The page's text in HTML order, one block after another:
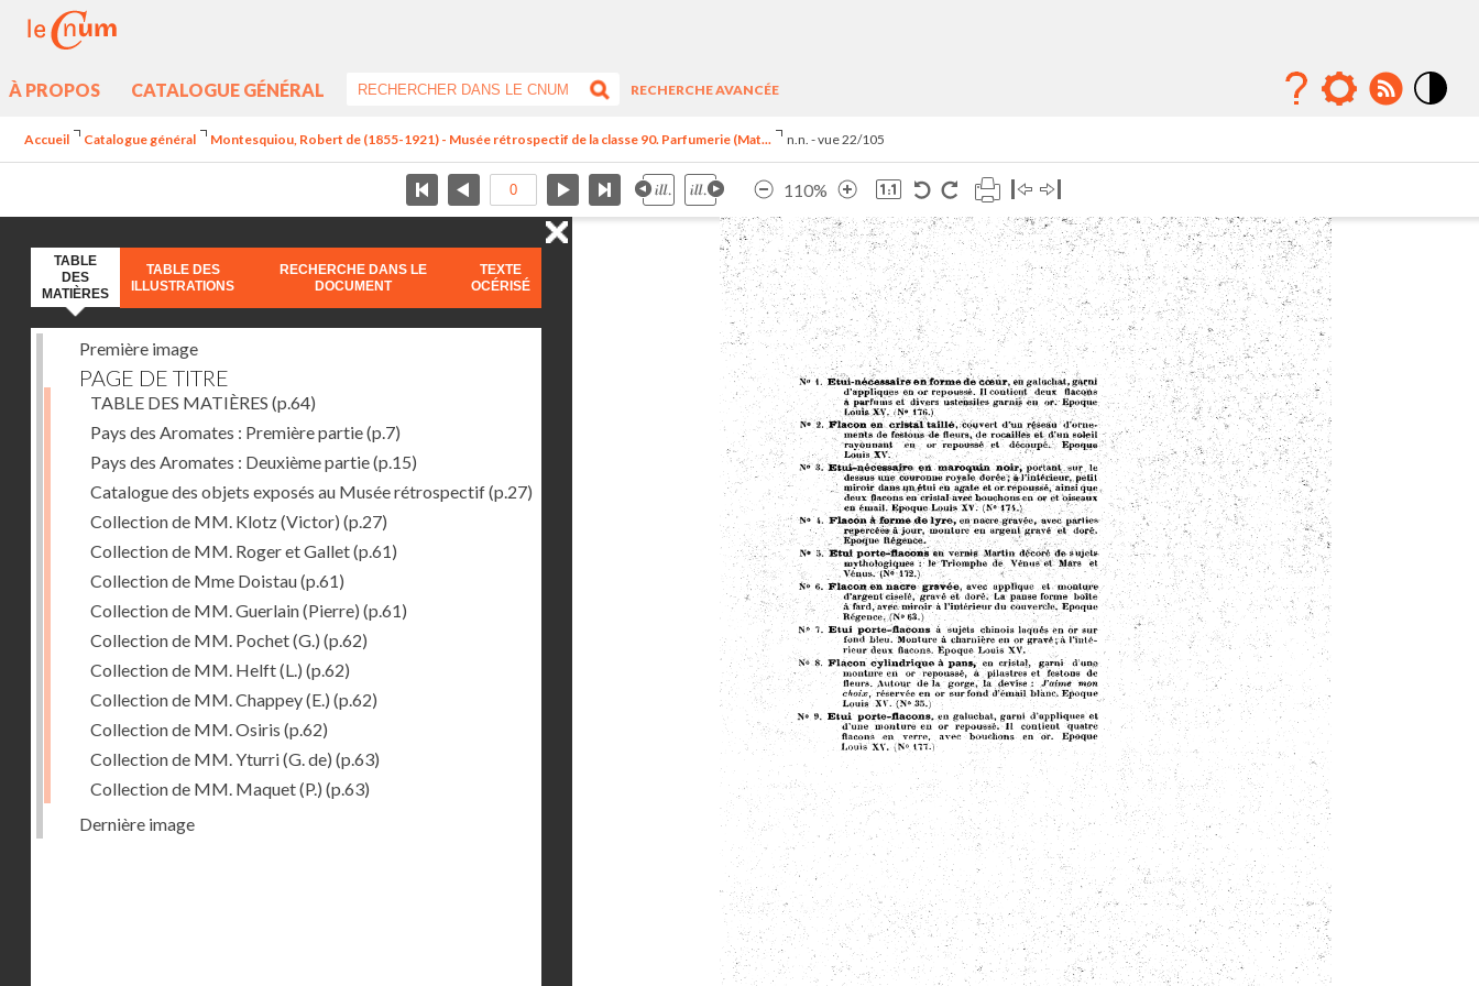
À PROPOS CATALOGUE GÉNÉRAL
RECHERCHE AVANCÉE
Accueil Catalogue général Montesquiou, Robert de (1855-1921) - Musée rétrospectif de la classe 90. Parfumerie (Mat... n.n. - vue 22/105
110%
TABLE
DES
MATIÈRES
TABLE DES
ILLUSTRATIONS
RECHERCHE DANS LE
DOCUMENT
TEXTE
OCÉRISÉ
Première image
PAGE DE TITRE
TABLE DES MATIÈRES (p.64)
Pays des Aromates : Première partie(p.7)
Pays des Aromates : Deuxième partie(p.15)
Catalogue des objets exposés au Musée rétrospectif(p.27)
Collection de MM. Klotz (Victor) (p.27)
Collection de MM. Roger et Gallet(p.61)
Collection de Mme Doistau(p.61)
Collection de MM. Guerlain (Pierre) (p.61)
Collection de MM. Pochet (G.) (p.62)
Collection de MM. Helft (L.) (p.62)
Collection de MM. Chappey (E.) (p.62)
Collection de MM. Osiris (p.62)
Collection de MM. Yturri (G. de) (p.63)
Collection de MM. Maquet (P.) (p.63)
Dernière image